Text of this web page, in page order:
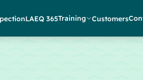
LAEQ 365Training Customers